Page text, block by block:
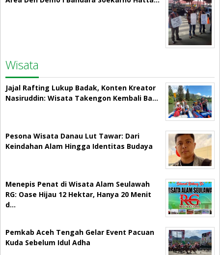
Wisata
Jajal Rafting Lukup Badak, Konten Kreator
Nasiruddin: Wisata Takengon Kembali Ba…
Pesona Wisata Danau Lut Tawar: Dari
Keindahan Alam Hingga Identitas Budaya
Menepis Penat di Wisata Alam Seulawah
RG: Oase Hijau 12 Hektar, Hanya 20 Menit
d…
Pemkab Aceh Tengah Gelar Event Pacuan
Kuda Sebelum Idul Adha